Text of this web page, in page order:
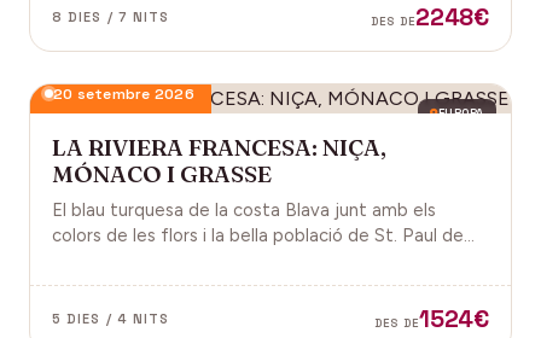
8 DIES / 7 NITS DES DE2248€
EUROPA
20 setembre 2026
LA RIVIERA FRANCESA: NIÇA,
MÓNACO I GRASSE
El blau turquesa de la costa Blava junt amb els
colors de les flors i la bella població de St. Paul de
digne de visitar. Perfums a Grasse.
5 DIES / 4 NITS DES DE1524€